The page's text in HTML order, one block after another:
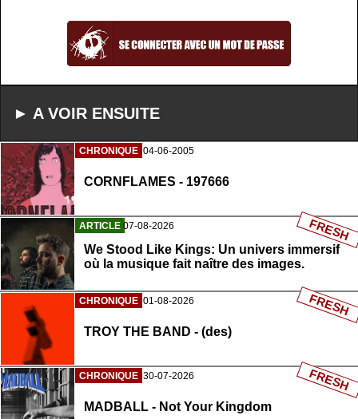
► A VOIR ENSUITE
CHRONIQUE 04-06-2005
CORNFLAMES - 197666
ARTICLE 07-08-2026
We Stood Like Kings: Un univers immersif
où la musique fait naître des images.
FRESH
CHRONIQUE 01-08-2026
TROY THE BAND - (des)
FRESH
CHRONIQUE 30-07-2026
MADBALL - Not Your Kingdom
FRESH